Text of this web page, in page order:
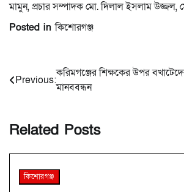
মামুন, প্রচার সম্পাদক মো. দিলাল ইসলাম
Posted inকিশোরগঞ্জ
Post
navigation
Previous:
করিমগঞ্জের শিক্ষকের উপর
মানববন্ধন
Related Posts
কিশোরগঞ্জ